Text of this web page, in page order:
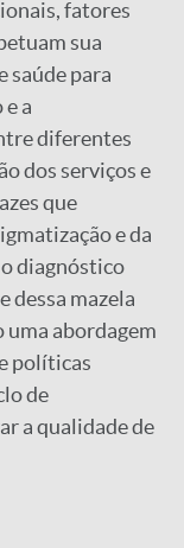
fatores
sua
saúde para
a
diferentes
dos serviços e
que
e da
diagnóstico
dessa mazela
uma abordagem
políticas
de
a qualidade de